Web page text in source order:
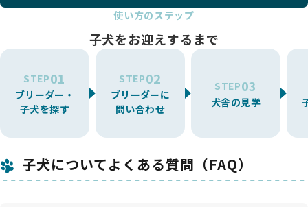
使い方のステップ
子犬をお迎えするまで
STEP01
ブリーダー・
子犬を探す
STEP02
ブリーダーに
問い合わせ
STEP03
犬舎の見学
子犬についてよくある質問（FAQ）